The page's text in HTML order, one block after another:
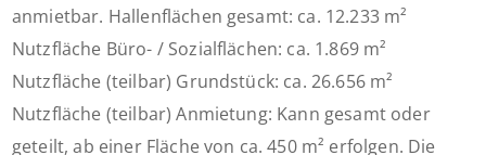
anmietbar. Hallenflächen gesamt: ca. 12.233 m²
Nutzfläche Büro- / Sozialflächen: ca. 1.869 m²
Nutzfläche (teilbar) Grundstück: ca. 26.656 m²
Nutzfläche (teilbar) Anmietung: Kann gesamt oder
geteilt, ab einer Fläche von ca. 450 m² erfolgen. Die